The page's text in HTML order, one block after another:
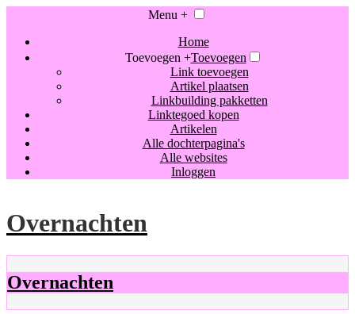
Menu +
Home
Toevoegen +Toevoegen
Link toevoegen
Artikel plaatsen
Linkbuilding pakketten
Linktegoed kopen
Artikelen
Alle dochterpagina's
Alle websites
Inloggen
Overnachten
Overnachten